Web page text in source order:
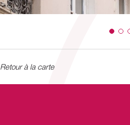
Retour à la carte